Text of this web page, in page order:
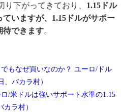
下がってきており、 1.15ドル
いますが、1.15ドルがサポー
待できます。
もなぜ買いなのか？ ユーロ/ドル
、バカラ村）
/米ドルは強いサポート水準の1.15
カラ村）